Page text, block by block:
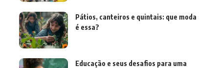
Pátios, canteiros e quintais: que moda
é essa?
Educação e seus desafios para uma